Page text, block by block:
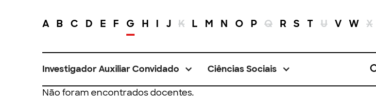
A B C D E F G H I J K L M N O P Q R S T U V W X
Investigador Auxiliar Convidado Ciências Sociais
Não foram encontrados docentes.